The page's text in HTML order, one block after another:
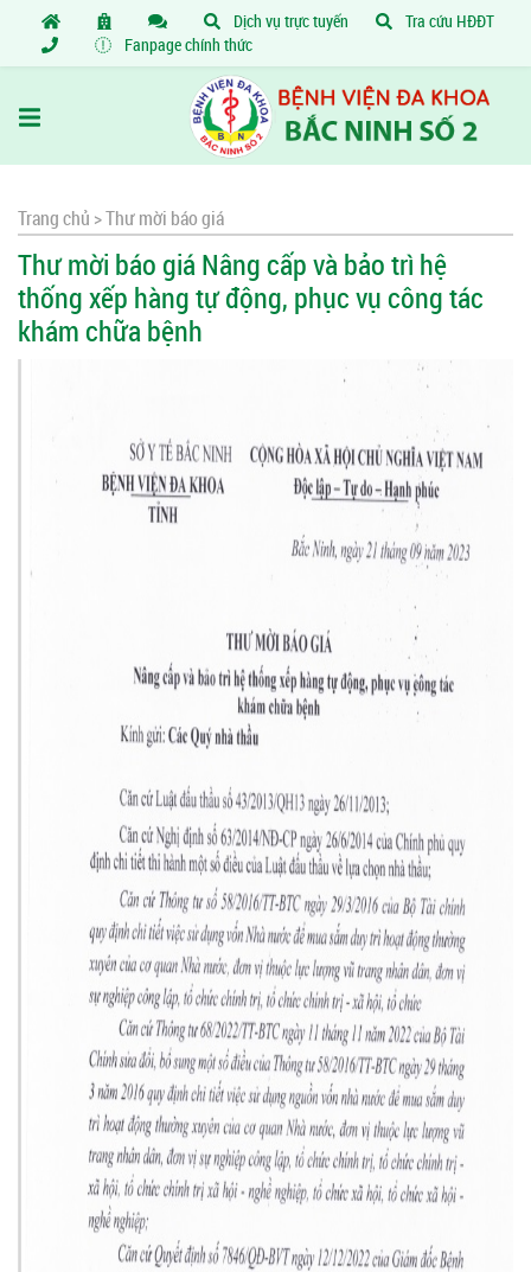
Dịch vụ trực tuyến
Tra cứu HĐĐT
Fanpage chính thức
Trang chủ >Thư mời báo giá
Thư mời báo giá Nâng cấp và bảo trì hệ
thống xếp hàng tự động, phục vụ công tác
khám chữa bệnh